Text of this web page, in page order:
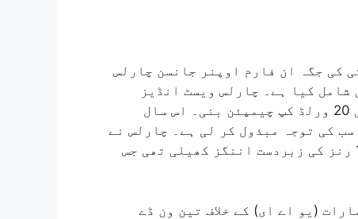
کی جگہ ان فارم اوپنر جانسن چارلس
کیا ہے۔ چارلس ویسٹ انڈیز
الیون کا حصہ تھے جو 2016 میں آئی سی سی مینز ٹی 20 ورلڈ کپ چیمپئن بنی۔ اس سال
کی توجہ مبذول کر لی ہے۔ چارلس نے
مارچ میں جنوبی افریقہ کے خلاف 46 گیندوں پر 118 رنز کی زبردست اننگز کھیلی تھی جس
(یو اے ای) کے خلاف تین ون ڈے